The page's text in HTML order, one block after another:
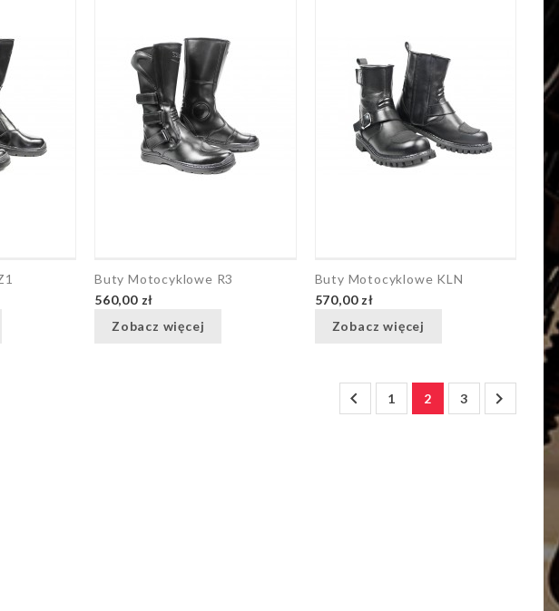
Buty Motocyklowe R3
560,00 zł
Zobacz więcej
Buty Motocyklowe KLN
570,00 zł
Zobacz więcej
 1 2 3 